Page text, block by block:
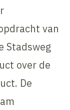
van
Stadsweg
over de
De